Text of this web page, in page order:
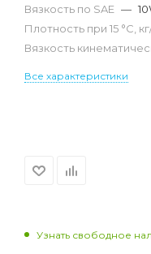
Вязкость по SAE —
Плотность при 15 °С,
Вязкость
Все характеристики
Узнать свободное